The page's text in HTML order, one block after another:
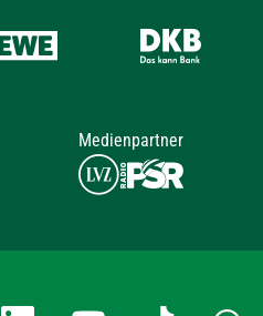
Medienpartner